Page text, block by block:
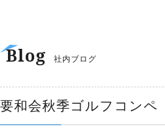
Blog 社内ブログ
要和会秋季ゴルフコンペ